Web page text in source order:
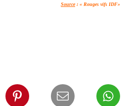
Source: « Rouges vifs IDF»